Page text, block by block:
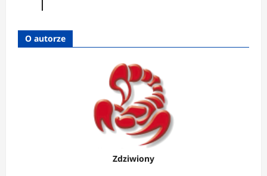
O autorze
Zdziwiony